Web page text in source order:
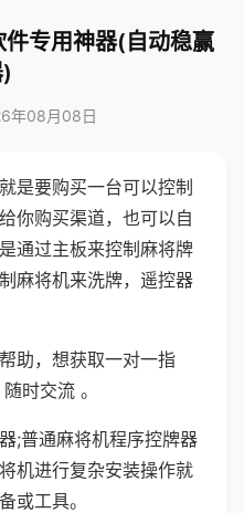
专用神器(自动稳赢
年08月08日
是要购买一台可以控制
你购买渠道，也可以自
通过主板来控制麻将牌
麻将机来洗牌，遥控器
助，想获取一对一指
时交流 。
;普通麻将机程序控牌器
机进行复杂安装操作就
或工具。